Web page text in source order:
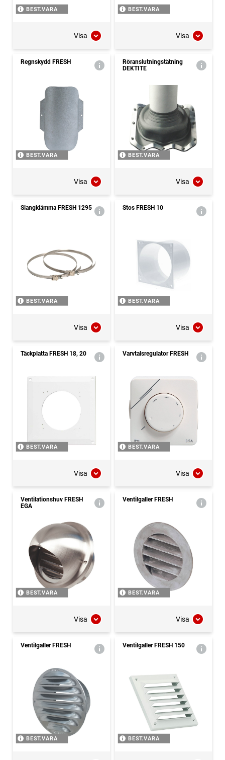
BEST.VARA
Visa
BEST.VARA
Visa
Regnskydd FRESH
BEST.VARA
Visa
Röranslutningstätning
DEKTITE
BEST.VARA
Visa
Slangklämma FRESH 1295
BEST.VARA
Visa
Stos FRESH 10
BEST.VARA
Visa
Täckplatta FRESH 18, 20
BEST.VARA
Visa
Varvtalsregulator FRESH
BEST.VARA
Visa
Ventilationshuv FRESH
EGA
BEST.VARA
Visa
Ventilgaller FRESH
BEST.VARA
Visa
Ventilgaller FRESH
BEST.VARA
Ventilgaller FRESH 150
BEST.VARA